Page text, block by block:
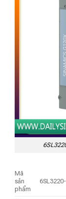
Mã
sản
phẩm